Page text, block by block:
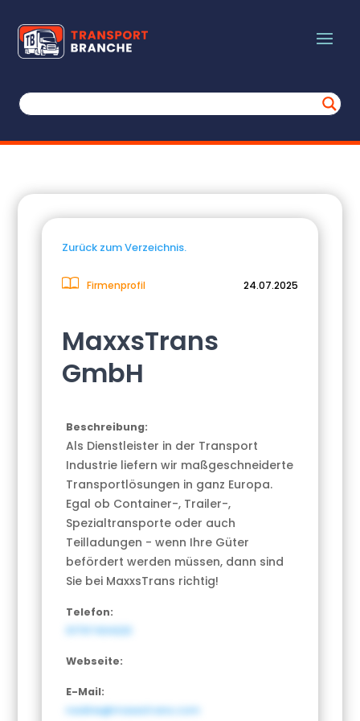
Zurück zum Verzeichnis.
Firmenprofil 24.07.2025
MaxxsTrans
GmbH
Beschreibung:
Als Dienstleister in der Transport
Industrie liefern wir maßgeschneiderte
Transportlösungen in ganz Europa.
Egal ob Container-, Trailer-,
Spezialtransporte oder auch
Teilladungen - wenn Ihre Güter
befördert werden müssen, dann sind
Sie bei MaxxsTrans richtig!
Telefon:
01797434223
Webseite:
E-Mail:
nadine@maxxstrans.com